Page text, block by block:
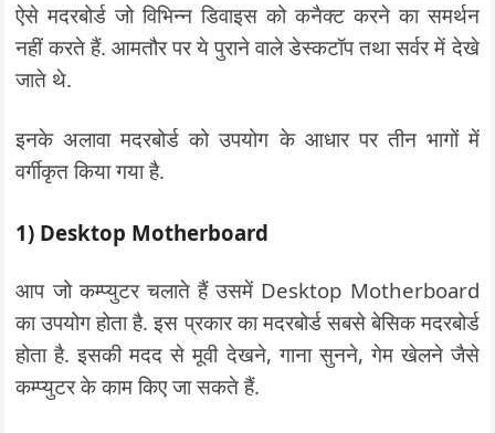
ऐसे मदरबोर्ड जो विभिन्न डिवाइस को कनैक्ट करने का समर्थन
नहीं करते हैं. आमतौर पर ये पुराने वाले डेस्कटॉप तथा सर्वर में देखे
जाते थे.
इनके अलावा मदरबोर्ड को उपयोग के आधार पर तीन भागों में
वर्गीकृत किया गया है.
1) Desktop Motherboard
आप जो कम्प्युटर चलाते हैं उसमें Desktop Motherboard
का उपयोग होता है. इस प्रकार का मदरबोर्ड सबसे बेसिक मदरबोर्ड
होता है. इसकी मदद से मूवी देखने, गाना सुनने, गेम खेलने जैसे
कम्प्युटर के काम किए जा सकते हैं.